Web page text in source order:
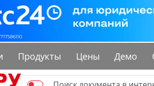
Продукты Цены Демо